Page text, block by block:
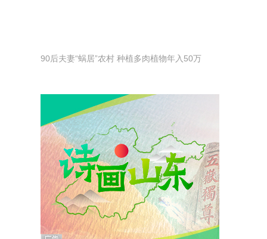
90后夫妻“蜗居”农村 种植多肉植物年入50万